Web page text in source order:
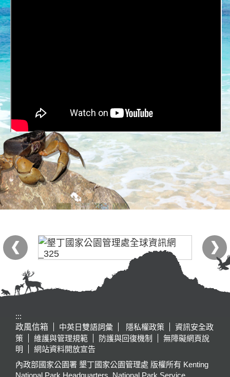
:::
政風信箱
中英日雙語詞彙 隱私權政策
資訊安全政
策
維護與管理規範 防護與回復機制
無障礙網頁說
明
網站資料開放宣告
內政部國家公園署 墾丁國家公園管理處 版權所有 Kenting
National Park Headquarters, National Park Service,